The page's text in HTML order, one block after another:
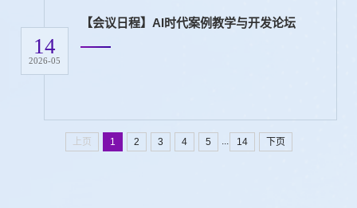
14
2026-05
【会议日程】AI时代案例教学与开发论坛
上页 1 2 3 4 5 ... 14 下页